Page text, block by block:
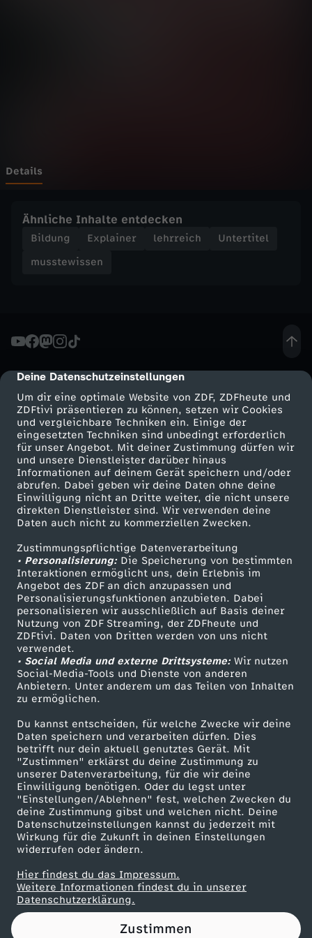
cmp-dialog-description
Deine Datenschutzeinstellungen
Um dir eine optimale Website von ZDF, ZDFheute und
ZDFtivi präsentieren zu können, setzen wir Cookies
und vergleichbare Techniken ein. Einige der
eingesetzten Techniken sind unbedingt erforderlich
für unser Angebot. Mit deiner Zustimmung dürfen wir
und unsere Dienstleister darüber hinaus
Informationen auf deinem Gerät speichern und/oder
abrufen. Dabei geben wir deine Daten ohne deine
Einwilligung nicht an Dritte weiter, die nicht unsere
direkten Dienstleister sind. Wir verwenden deine
Daten auch nicht zu kommerziellen Zwecken.
Zustimmungspflichtige Datenverarbeitung
• Personalisierung:Die Speicherung von bestimmten
Interaktionen ermöglicht uns, dein Erlebnis im
Angebot des ZDF an dich anzupassen und
Personalisierungsfunktionen anzubieten. Dabei
personalisieren wir ausschließlich auf Basis deiner
Nutzung von ZDF Streaming, der ZDFheute und
ZDFtivi. Daten von Dritten werden von uns nicht
verwendet.
• Social Media und externe Drittsysteme:Wir nutzen
Social-Media-Tools und Dienste von anderen
Anbietern. Unter anderem um das Teilen von Inhalten
zu ermöglichen.
Du kannst entscheiden, für welche Zwecke wir deine
Daten speichern und verarbeiten dürfen. Dies
betrifft nur dein aktuell genutztes Gerät. Mit
"Zustimmen" erklärst du deine Zustimmung zu
unserer Datenverarbeitung, für die wir deine
Einwilligung benötigen. Oder du legst unter
"Einstellungen/Ablehnen" fest, welchen Zwecken du
deine Zustimmung gibst und welchen nicht. Deine
Datenschutzeinstellungen kannst du jederzeit mit
Wirkung für die Zukunft in deinen Einstellungen
widerrufen oder ändern.
Hier findest du das Impressum.
Weitere Informationen findest du in unserer
Datenschutzerklärung.
Zustimmen
-
S
t
k
t
u
r
f
o
r
m
e
l
n
e
i
n
f
a
c
h
Details
Ähnliche Inhalte entdecken
Bildung Explainer lehrreich
Untertitel
musstewissen
Mehr ZDF
ZDF-Apps
Smart TV
ZDFtext
Livestreams
Sendungen A-Z
TV-Programm
Service
ZDFmitreden
Kontakt zum ZDF
Tickets
Zuschauerservice
Hilfe
ZDF Unternehmen
Karriere
ZDF goes Schule
Werbefernsehen
Mainzelmännchen
Partner